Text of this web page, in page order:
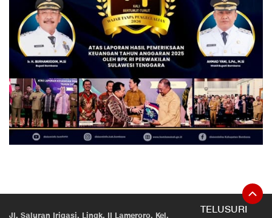
Jl. Saluran Irigasi, Lingk. II Lameroro, Kel. TELUSURI